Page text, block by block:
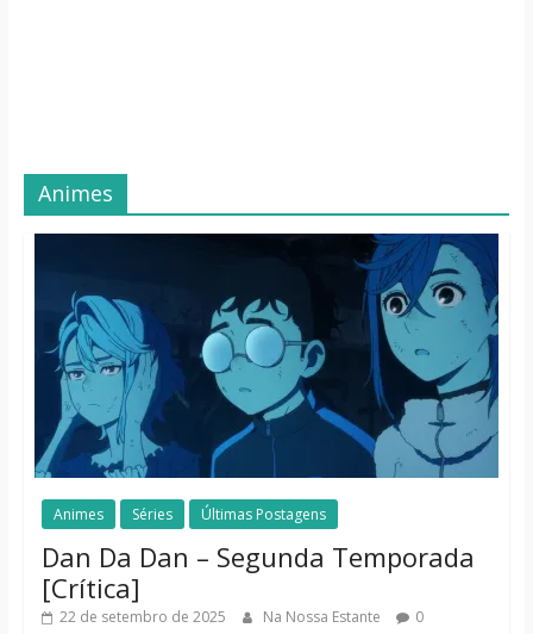
Animes
Animes Séries Últimas Postagens
Dan Da Dan – Segunda Temporada
[Crítica]
22 de setembro de 2025 Na Nossa Estante 0